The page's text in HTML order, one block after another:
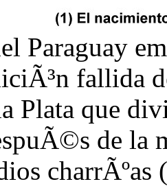
Paraguay
fallida
Plata que
de la
charrÃºas